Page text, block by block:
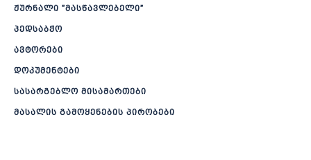
ჟურნალი ”მასწავლებელი”
პედსაბჭო
ავტორები
დოკუმენტები
სასარგებლო მისამართები
მასალის გამოყენების პირობები